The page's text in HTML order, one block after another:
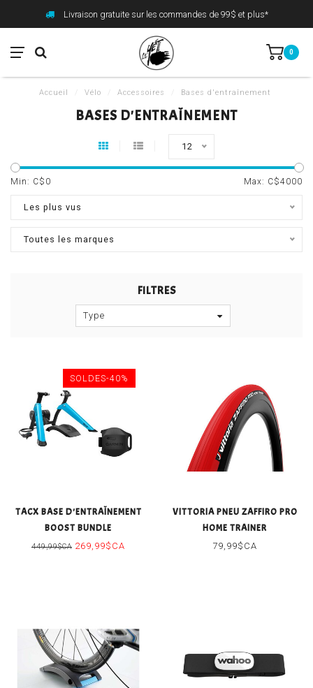
Livraison gratuite sur les commandes de 99$ et plus*
0
Accueil Vélo Accessoires Bases d'entraînement
BASES D'ENTRAÎNEMENT
12
Min: C$ 0 Max: C$4000
Les plus vus
Toutes les marques
FILTRES
Type
SOLDES-40%
TACX BASE D'ENTRAÎNEMENT
BOOST BUNDLE
449,99$CA 269,99$CA
VITTORIA PNEU ZAFFIRO PRO
HOME TRAINER
79,99$CA